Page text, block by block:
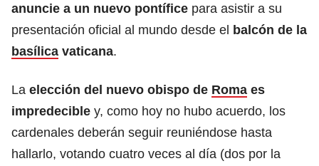
anuncie a un nuevo pontífice para asistir a su
presentación oficial al mundo desde el balcón de la
basílica vaticana.
La elección del nuevo obispo de Roma es
impredecible y, como hoy no hubo acuerdo, los
cardenales deberán seguir reuniéndose hasta
hallarlo, votando cuatro veces al día (dos por la